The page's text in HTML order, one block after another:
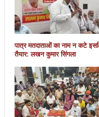
पात्र मतदाताओं का नाम न कटे
तैयार: लखन कुमार सिंगला